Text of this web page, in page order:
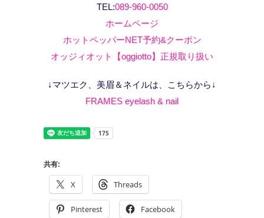
TEL:089-960-0050
ホームページ
ホットペッパーNET予約&クーポン
オッジィオット【oggiotto】正規取り扱い
↓マツエク、美眉＆ネイルは、こちらから↓
FRAMES eyelash & nail
共有:
X Threads
Pinterest Facebook